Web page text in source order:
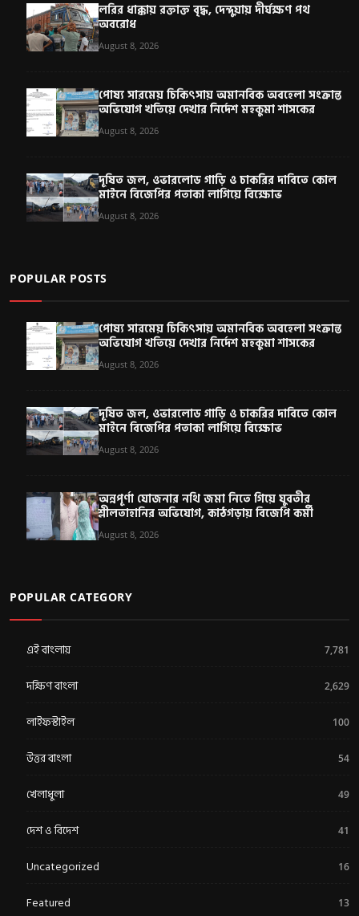
লরির ধাক্কায় রক্তাক্ত বৃদ্ধ, দেন্দুয়ায় দীর্ঘক্ষণ পথ
অবরোধ
August 8, 2026
পোষ্য সারমেয় চিকিৎসায় অমানবিক অবহেলা সংক্রান্ত
অভিযোগ খতিয়ে দেখার নির্দেশ মহকুমা শাসকের
August 8, 2026
দূষিত জল, ওভারলোড গাড়ি ও চাকরির দাবিতে কোল
মাইনে বিজেপির পতাকা লাগিয়ে বিক্ষোভ
August 8, 2026
POPULAR POSTS
পোষ্য সারমেয় চিকিৎসায় অমানবিক অবহেলা সংক্রান্ত
অভিযোগ খতিয়ে দেখার নির্দেশ মহকুমা শাসকের
August 8, 2026
দূষিত জল, ওভারলোড গাড়ি ও চাকরির দাবিতে কোল
মাইনে বিজেপির পতাকা লাগিয়ে বিক্ষোভ
August 8, 2026
অন্নপূর্ণা যোজনার নথি জমা নিতে গিয়ে যুবতীর
শ্লীলতাহানির অভিযোগ, কাঠগড়ায় বিজেপি কর্মী
August 8, 2026
POPULAR CATEGORY
এই বাংলায় 7,781
দক্ষিণ বাংলা 2,629
লাইফস্টাইল 100
উত্তর বাংলা 54
খেলাধুলা 49
দেশ ও বিদেশ 41
Uncategorized 16
Featured 13